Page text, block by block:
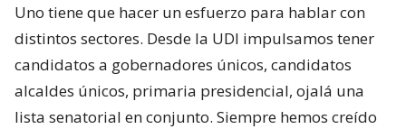
Uno tiene que hacer un esfuerzo para hablar con
distintos sectores. Desde la UDI impulsamos tener
candidatos a gobernadores únicos, candidatos
alcaldes únicos, primaria presidencial, ojalá una
lista senatorial en conjunto. Siempre hemos creído